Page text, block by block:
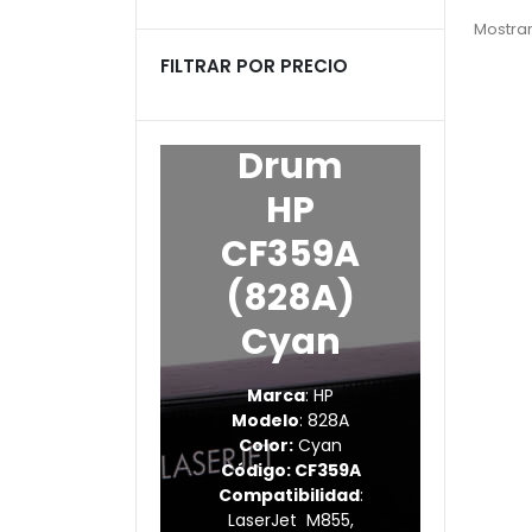
FILTRAR POR PRECIO
Drum
HP
CF359A
(828A)
Cyan
Marca: HP
Modelo: 828A
Color: Cyan
Código: CF359A
Compatibilidad:
LaserJet M855,